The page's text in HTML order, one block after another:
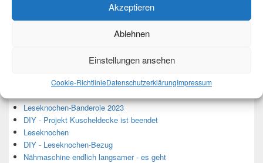
Akzeptieren
Ablehnen
Einstellungen ansehen
Cookie-RichtlinieDatenschutzerklärungImpressum
Kategorien
Top-Beiträge und Top-Seiten
Leseknochen-Banderole 2023
DIY - Projekt Kuscheldecke ist beendet
Leseknochen
DIY - Leseknochen-Bezug
Nähmaschine endlich langsamer - es geht